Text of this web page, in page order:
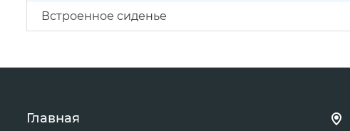
Встроенное сиденье
Главная